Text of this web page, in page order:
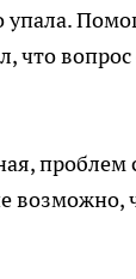
упала.
что
проблем
возможно,